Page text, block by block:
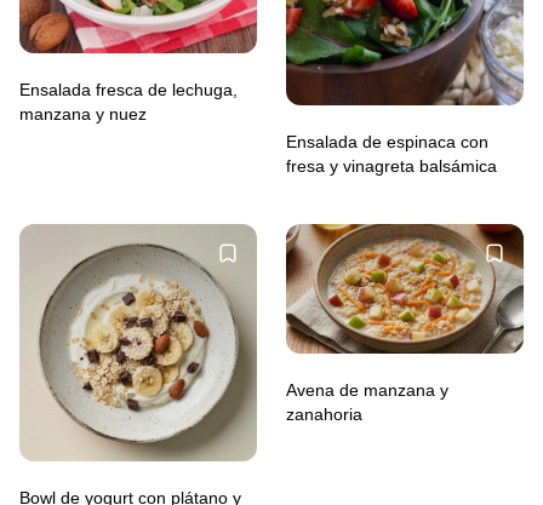
Ensalada fresca de lechuga,
manzana y nuez
Ensalada de espinaca con
fresa y vinagreta balsámica
Bowl de yogurt con plátano y
Avena de manzana y
zanahoria